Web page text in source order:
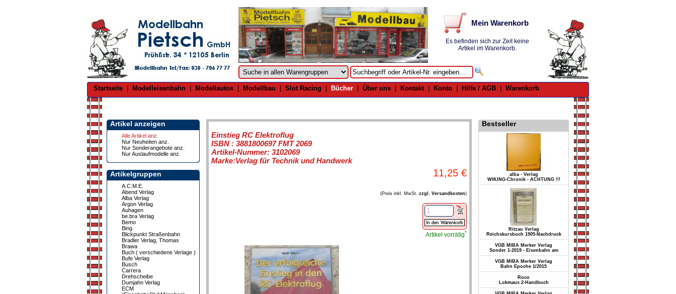
Mein Warenkorb
Es befinden sich zur Zeit keine
Artikel im Warenkorb.
Startseite Modelleisenbahn Modellautos Modellbau Slot Racing Bücher Über uns Kontakt| Konto Hilfe / AGB Warenkorb
Artikel anzeigen
Alle Artikel anz.
Nur Neuheiten anz.
Nur Sonderangebote anz.
Nur Auslaufmodelle anz.
Artikelgruppen
A.C.M.E.
Abend Verlag
Alba Verlag
Argon Verlag
Auhagen
be.bra Verlag
Bemo
Bing
Blickpunkt Straßenbahn
Bradler Verlag, Thomas
Brawa
Buch ( verschiedene Verlage )
Bufe Verlag
Busch
Carrera
Drehscheibe
Dumjahn Verlag
ECM
Einstieg RC Elektroflug
ISBN : 3881800697 FMT 2069
Artikel-Nummer: 3102069
Marke:Verlag für Technik und Handwerk
11,25 €
(Preis inkl. MwSt. zzgl. Versandkosten)
Artikel vorrätig*
Bestseller
alba - Verlag
WIKING-Chronik - ACHTUNG !!!
Ritzau Verlag
Reichskursbuch 1905-Nachdruck
VGB MIBA Merker Verlag
Sonder 1-2019 - Eisenbahn am
VGB MIBA Merker Verlag
Bahn Epoche 1/2015
Roco
Lokmaus 2-Handbuch